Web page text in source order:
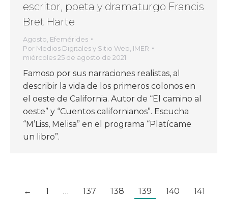
escritor, poeta y dramaturgo Francis
Bret Harte
Agosto, Efemérides
Por Medios Digitales y Sitio Web, IMER
miércoles 25 de agosto de 2021
Famoso por sus narraciones realistas, al
describir la vida de los primeros colonos en
el oeste de California. Autor de “El camino al
oeste” y “Cuentos californianos”. Escucha
“M’Liss, Melisa” en el programa “Platícame
un libro”.
← 1 … 137 138 139 140
141